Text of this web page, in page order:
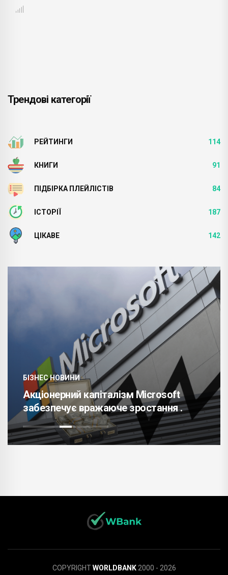
Трендові категорії
РЕЙТИНГИ 114
КНИГИ 91
ПІДБІРКА ПЛЕЙЛІСТІВ 84
ІСТОРІЇ 187
ЦІКАВЕ 142
БІЗНЕС НОВИНИ
Акціонерний капіталізм Microsoft
забезпечує вражаюче зростання .
COPYRIGHTWORLDBANK2000 - 2026